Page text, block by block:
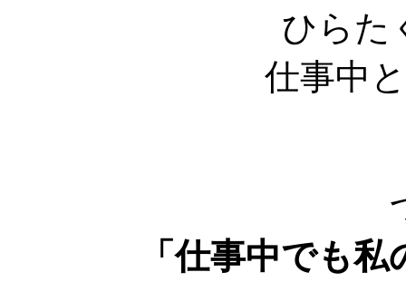
ひらた
仕事中
「仕事中でも